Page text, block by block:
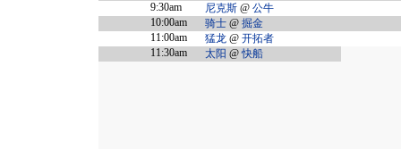
9:30am
尼克斯 @ 公牛
10:00am
骑士 @ 掘金
11:00am
猛龙 @ 开拓者
11:30am
太阳 @快船